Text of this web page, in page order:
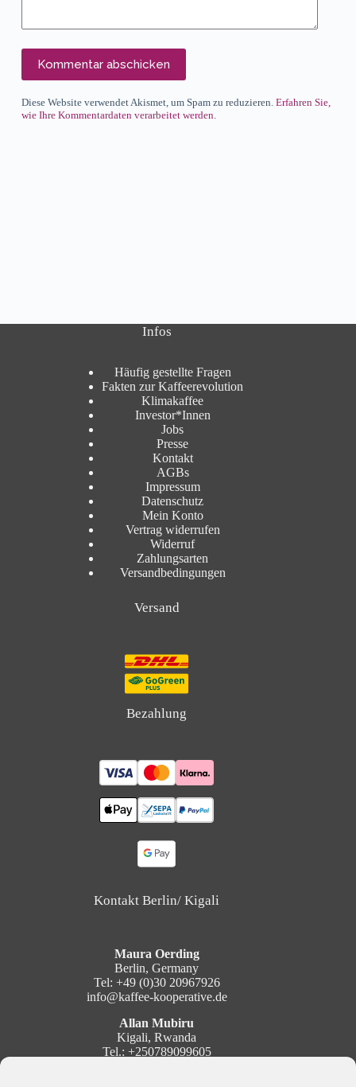
Kommentar abschicken
Diese Website verwendet Akismet, um Spam zu reduzieren. Erfahren Sie,
wie Ihre Kommentardaten verarbeitet werden.
Infos
Häufig gestellte Fragen
Fakten zur Kaffeerevolution
Klimakaffee
Investor*Innen
Jobs
Presse
Kontakt
AGBs
Impressum
Datenschutz
Mein Konto
Vertrag widerrufen
Widerruf
Zahlungsarten
Versandbedingungen
Versand
Bezahlung
Kontakt Berlin/ Kigali
Maura Oerding
Berlin, Germany
Tel: +49 (0)30 20967926
info@kaffee-kooperative.de
Allan Mubiru
Kigali, Rwanda
Tel.: +250789099605